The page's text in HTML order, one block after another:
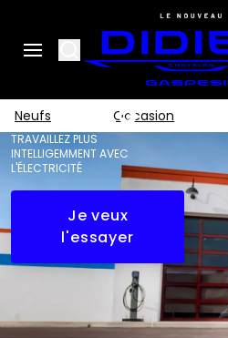
Search
Neufs Occasion
ProMaster
EV 3500
2025
TRAVAILLEZ PLUS
INTELLIGEMMENT AVEC
L'ÉLECTRICITÉ
Je veux
l'essayer